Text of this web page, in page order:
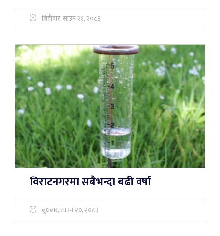
बिहीबार, साउन २१, २०८३
विराटनगरमा सबैभन्दा बढी वर्षा
बुधबार, साउन २०, २०८३